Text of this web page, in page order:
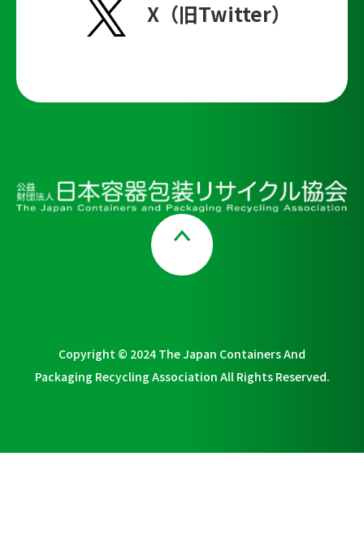
X（旧Twitter）
Copyright © 2024 The Japan Containers And
Packaging Recycling Association All Rights Reserved.